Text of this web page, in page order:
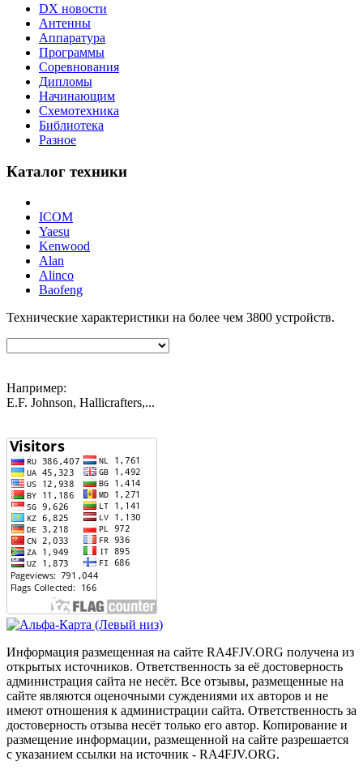
DX новости
Антенны
Аппаратура
Программы
Соревнования
Дипломы
Начинающим
Схемотехника
Библиотека
Разное
Каталог техники
ICOM
Yaesu
Kenwood
Alan
Alinco
Baofeng
Технические характеристики на более чем 3800 устройств.
Например:
E.F. Johnson, Hallicrafters,...
Информация размещенная на сайте RA4FJV.ORG получена из
открытых источников. Ответственность за её достоверность
администрация сайта не несёт. Все отзывы, размещенные на
сайте являются оценочными суждениями их авторов и не
имеют отношения к администрации сайта. Ответственность за
достоверность отзыва несёт только его автор. Копирование и
размещение информации, размещенной на сайте разрешается
с указанием ссылки на источник - RA4FJV.ORG.